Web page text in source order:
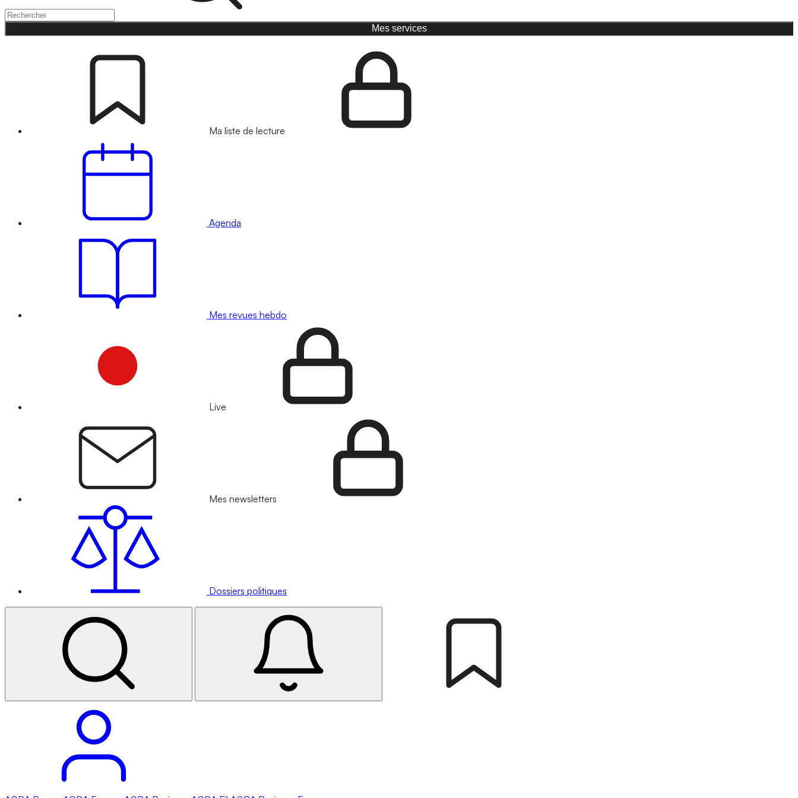
Mes services
Ma liste de lecture
Agenda
Mes revues hebdo
Live
Mes newsletters
Dossiers politiques